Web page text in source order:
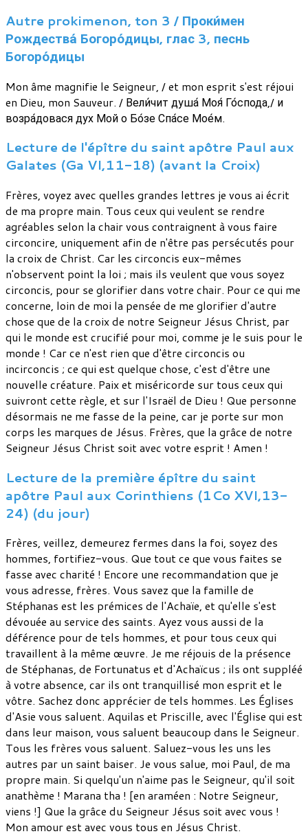
Autre prokimenon, ton 3 / Проки́мен
Рождества́ Богоро́дицы, глас 3, песнь
Богоро́дицы
Mon âme magnifie le Seigneur, / et mon esprit s'est réjoui
en Dieu, mon Sauveur. / Вели́чит душа́ Моя́ Го́спода,/ и
возра́довася дух Мой о Бо́зе Спа́се Мое́м.
Lecture de l'épître du saint apôtre Paul aux
Galates (Ga VI,11-18) (avant la Croix)
Frères, voyez avec quelles grandes lettres je vous ai écrit
de ma propre main. Tous ceux qui veulent se rendre
agréables selon la chair vous contraignent à vous faire
circoncire, uniquement afin de n'être pas persécutés pour
la croix de Christ. Car les circoncis eux-mêmes
n'observent point la loi ; mais ils veulent que vous soyez
circoncis, pour se glorifier dans votre chair. Pour ce qui me
concerne, loin de moi la pensée de me glorifier d'autre
chose que de la croix de notre Seigneur Jésus Christ, par
qui le monde est crucifié pour moi, comme je le suis pour le
monde ! Car ce n'est rien que d'être circoncis ou
incirconcis ; ce qui est quelque chose, c'est d'être une
nouvelle créature. Paix et miséricorde sur tous ceux qui
suivront cette règle, et sur l'Israël de Dieu ! Que personne
désormais ne me fasse de la peine, car je porte sur mon
corps les marques de Jésus. Frères, que la grâce de notre
Seigneur Jésus Christ soit avec votre esprit ! Amen !
Lecture de la première épître du saint
apôtre Paul aux Corinthiens (1Co XVI,13-
24) (du jour)
Frères, veillez, demeurez fermes dans la foi, soyez des
hommes, fortifiez-vous. Que tout ce que vous faites se
fasse avec charité ! Encore une recommandation que je
vous adresse, frères. Vous savez que la famille de
Stéphanas est les prémices de l'Achaïe, et qu'elle s'est
dévouée au service des saints. Ayez vous aussi de la
déférence pour de tels hommes, et pour tous ceux qui
travaillent à la même œuvre. Je me réjouis de la présence
de Stéphanas, de Fortunatus et d'Achaïcus ; ils ont suppléé
à votre absence, car ils ont tranquillisé mon esprit et le
vôtre. Sachez donc apprécier de tels hommes. Les Églises
d'Asie vous saluent. Aquilas et Priscille, avec l'Église qui est
dans leur maison, vous saluent beaucoup dans le Seigneur.
Tous les frères vous saluent. Saluez-vous les uns les
autres par un saint baiser. Je vous salue, moi Paul, de ma
propre main. Si quelqu'un n'aime pas le Seigneur, qu'il soit
anathème ! Marana tha ! [en araméen : Notre Seigneur,
viens !] Que la grâce du Seigneur Jésus soit avec vous !
Mon amour est avec vous tous en Jésus Christ.